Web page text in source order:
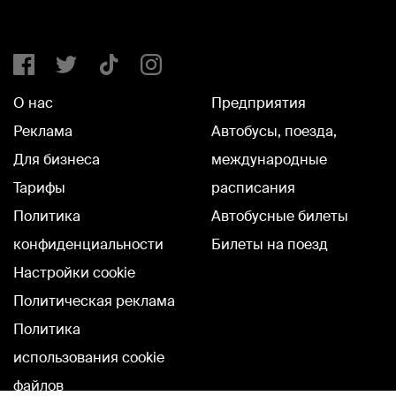
О нас
Реклама
Для бизнеса
Тарифы
Политика
конфиденциальности
Настройки cookie
Политическая реклама
Политика
использования cookie
файлов
Предприятия
Автобусы, поезда,
международные
расписания
Автобусные билеты
Билеты на поезд